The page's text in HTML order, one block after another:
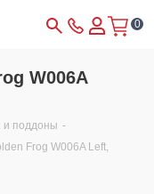
0
W006A
и поддоны -
Frog W006A Left,